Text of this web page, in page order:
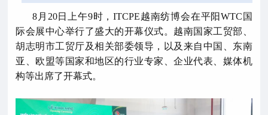
8月20日上午9时，ITCPE越南纺博会在平阳WTC国
际会展中心举行了盛大的开幕仪式。越南国家工贸部、
胡志明市工贸厅及相关部委领导，以及来自中国、东南
亚、欧盟等国家和地区的行业专家、企业代表、媒体机
构等出席了开幕式。